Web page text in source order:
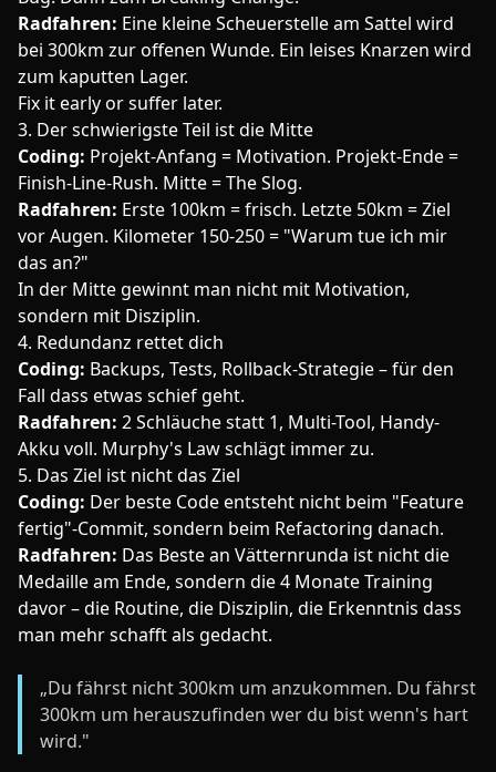
Radfahren: Eine kleine Scheuerstelle am Sattel wird
bei 300km zur offenen Wunde. Ein leises Knarzen wird
zum kaputten Lager.
Fix it early or suffer later.
3. Der schwierigste Teil ist die Mitte
Coding: Projekt-Anfang = Motivation. Projekt-Ende =
Finish-Line-Rush. Mitte = The Slog.
Radfahren: Erste 100km = frisch. Letzte 50km = Ziel
vor Augen. Kilometer 150-250 = "Warum tue ich mir
das an?"
In der Mitte gewinnt man nicht mit Motivation,
sondern mit Disziplin.
4. Redundanz rettet dich
Coding: Backups, Tests, Rollback-Strategie – für den
Fall dass etwas schief geht.
Radfahren: 2 Schläuche statt 1, Multi-Tool, Handy-
Akku voll. Murphy's Law schlägt immer zu.
5. Das Ziel ist nicht das Ziel
Coding: Der beste Code entsteht nicht beim "Feature
fertig"-Commit, sondern beim Refactoring danach.
Radfahren: Das Beste an Vätternrunda ist nicht die
Medaille am Ende, sondern die 4 Monate Training
davor – die Routine, die Disziplin, die Erkenntnis dass
man mehr schafft als gedacht.
„Du fährst nicht 300km um anzukommen. Du fährst
300km um herauszufinden wer du bist wenn's hart
wird."